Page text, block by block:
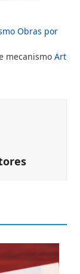
Obras por
mecanismoArt